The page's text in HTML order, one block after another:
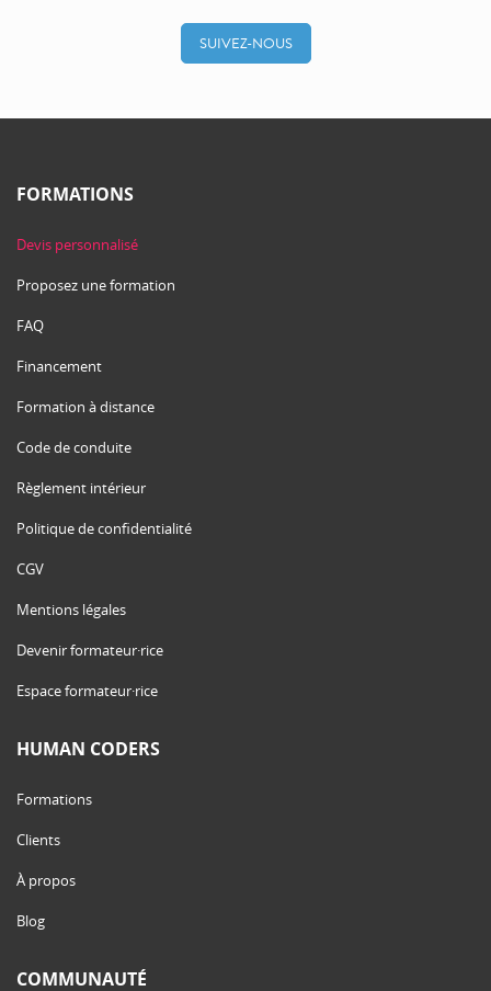
SUIVEZ-NOUS
FORMATIONS
Devis personnalisé
Proposez une formation
FAQ
Financement
Formation à distance
Code de conduite
Règlement intérieur
Politique de confidentialité
CGV
Mentions légales
Devenir formateur·rice
Espace formateur·rice
HUMAN CODERS
Formations
Clients
À propos
Blog
COMMUNAUTÉ